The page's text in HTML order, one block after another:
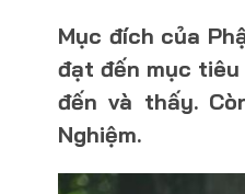
Mục đích của
đạt đến mục
đến và thấy.
Nghiệm.